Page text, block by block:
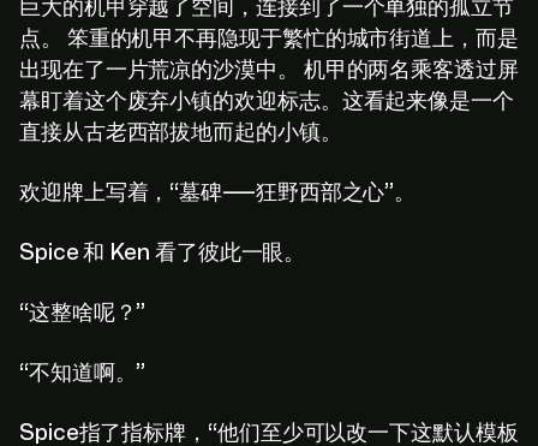
巨大的机甲穿越了空间，连接到了一个单独的孤立节
点。 笨重的机甲不再隐现于繁忙的城市街道上，而是
出现在了一片荒凉的沙漠中。 机甲的两名乘客透过屏
幕盯着这个废弃小镇的欢迎标志。这看起来像是一个
直接从古老西部拔地而起的小镇。
欢迎牌上写着，“墓碑——狂野西部之心”。
Spice 和 Ken 看了彼此一眼。
“这整啥呢？”
“不知道啊。”
Spice指了指标牌，“他们至少可以改一下这默认模板